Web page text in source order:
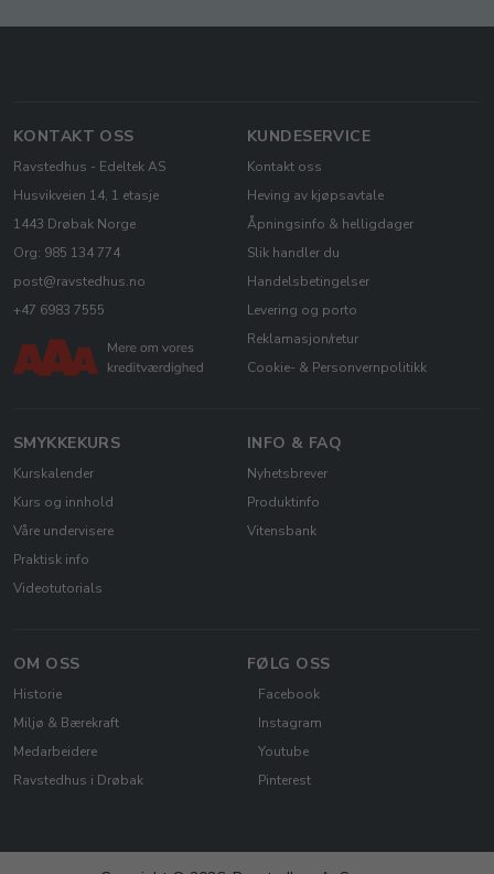
KONTAKT OSS
Ravstedhus - Edeltek AS
Husvikveien 14, 1 etasje
1443 Drøbak Norge
Org: 985 134 774
post@ravstedhus.no
+47 6983 7555
KUNDESERVICE
Kontakt oss
Heving av kjøpsavtale
Åpningsinfo & helligdager
Slik handler du
Handelsbetingelser
Levering og porto
Reklamasjon/retur
Cookie- & Personvernpolitikk
SMYKKEKURS
Kurskalender
Kurs og innhold
Våre undervisere
Praktisk info
Videotutorials
INFO & FAQ
Nyhetsbrever
Produktinfo
Vitensbank
OM OSS
Historie
Miljø & Bærekraft
Medarbeidere
Ravstedhus i Drøbak
FØLG OSS
Facebook
Instagram
Youtube
Pinterest